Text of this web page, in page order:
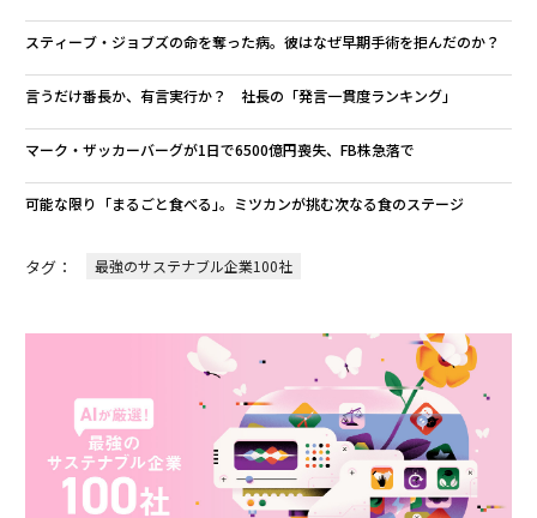
スティーブ・ジョブズの命を奪った病。彼はなぜ早期手術を拒んだのか？
言うだけ番長か、有言実行か？ 社長の「発言一貫度ランキング」
マーク・ザッカーバーグが1日で6500億円喪失、FB株急落で
可能な限り「まるごと食べる｣。ミツカンが挑む次なる食のステージ
タグ： 最強のサステナブル企業100社